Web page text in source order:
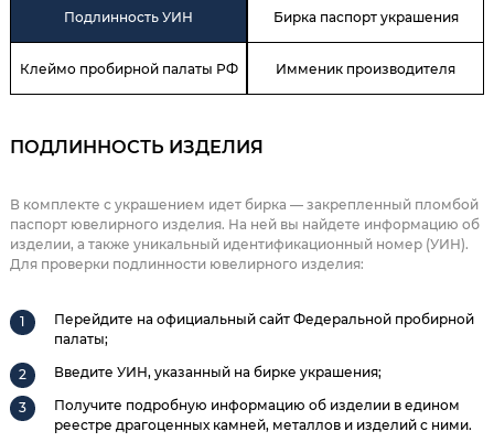
Подлинность УИН Бирка паспорт украшения
Клеймо пробирной палаты РФ Имменик производителя
ПОДЛИННОСТЬ ИЗДЕЛИЯ
В комплекте с украшением идет бирка — закрепленный пломбой
паспорт ювелирного изделия. На ней вы найдете информацию об
изделии, а также уникальный идентификационный номер (УИН).
Для проверки подлинности ювелирного изделия:
Перейдите на официальный сайт Федеральной пробирной
палаты;
Введите УИН, указанный на бирке украшения;
Получите подробную информацию об изделии в едином
реестре драгоценных камней, металлов и изделий с ними.